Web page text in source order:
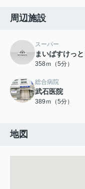
周辺施設
スーパー
まいばすけっ
358ｍ（5分）
総合病院
武石医院
389ｍ（5分）
地図